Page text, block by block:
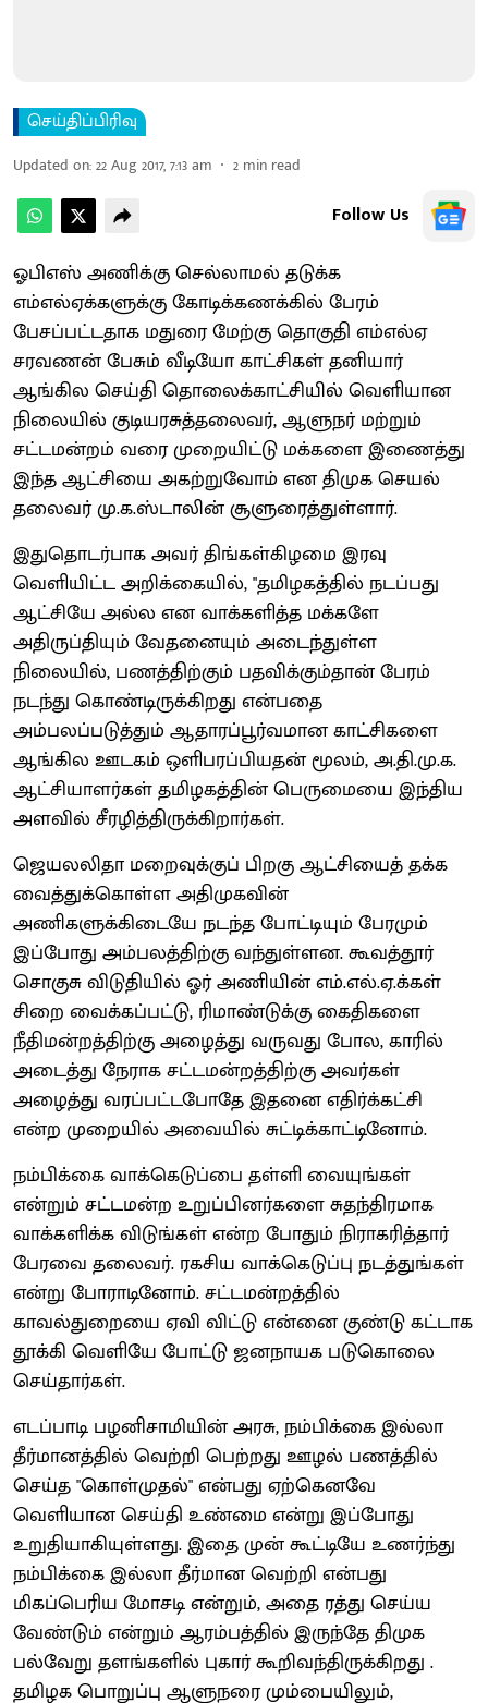
செய்திப்பிரிவு
Updated on:22 Aug 2017, 7:13 am 2 min read
Follow Us
ஓபிஎஸ் அணிக்கு செல்லாமல் தடுக்க
எம்எல்ஏக்களுக்கு கோடிக்கணக்கில் பேரம்
பேசப்பட்டதாக மதுரை மேற்கு தொகுதி எம்எல்ஏ
சரவணன் பேசும் வீடியோ காட்சிகள் தனியார்
ஆங்கில செய்தி தொலைக்காட்சியில் வெளியான
நிலையில் குடியரசுத்தலைவர், ஆளுநர் மற்றும்
சட்டமன்றம் வரை முறையிட்டு மக்களை இணைத்து
இந்த ஆட்சியை அகற்றுவோம் என திமுக செயல்
தலைவர் மு.க.ஸ்டாலின் சூளுரைத்துள்ளார்.
இதுதொடர்பாக அவர் திங்கள்கிழமை இரவு
வெளியிட்ட அறிக்கையில், "தமிழகத்தில் நடப்பது
ஆட்சியே அல்ல என வாக்களித்த மக்களே
அதிருப்தியும் வேதனையும் அடைந்துள்ள
நிலையில், பணத்திற்கும் பதவிக்கும்தான் பேரம்
நடந்து கொண்டிருக்கிறது என்பதை
அம்பலப்படுத்தும் ஆதாரப்பூர்வமான காட்சிகளை
ஆங்கில ஊடகம் ஒளிபரப்பியதன் மூலம், அ.தி.மு.க.
ஆட்சியாளர்கள் தமிழகத்தின் பெருமையை இந்திய
அளவில் சீரழித்திருக்கிறார்கள்.
ஜெயலலிதா மறைவுக்குப் பிறகு ஆட்சியைத் தக்க
வைத்துக்கொள்ள அதிமுகவின்
அணிகளுக்கிடையே நடந்த போட்டியும் பேரமும்
இப்போது அம்பலத்திற்கு வந்துள்ளன. கூவத்தூர்
சொகுசு விடுதியில் ஓர் அணியின் எம்.எல்.ஏ.க்கள்
சிறை வைக்கப்பட்டு, ரிமாண்டுக்கு கைதிகளை
நீதிமன்றத்திற்கு அழைத்து வருவது போல, காரில்
அடைத்து நேராக சட்டமன்றத்திற்கு அவர்கள்
அழைத்து வரப்பட்டபோதே இதனை எதிர்க்கட்சி
என்ற முறையில் அவையில் சுட்டிக்காட்டினோம்.
நம்பிக்கை வாக்கெடுப்பை தள்ளி வையுங்கள்
என்றும் சட்டமன்ற உறுப்பினர்களை சுதந்திரமாக
வாக்களிக்க விடுங்கள் என்ற போதும் நிராகரித்தார்
பேரவை தலைவர். ரகசிய வாக்கெடுப்பு நடத்துங்கள்
என்று போராடினோம். சட்டமன்றத்தில்
காவல்துறையை ஏவி விட்டு என்னை குண்டு கட்டாக
தூக்கி வெளியே போட்டு ஜனநாயக படுகொலை
செய்தார்கள்.
எடப்பாடி பழனிசாமியின் அரசு, நம்பிக்கை இல்லா
தீர்மானத்தில் வெற்றி பெற்றது ஊழல் பணத்தில்
செய்த "கொள்முதல்" என்பது ஏற்கெனவே
வெளியான செய்தி உண்மை என்று இப்போது
உறுதியாகியுள்ளது. இதை முன் கூட்டியே உணர்ந்து
நம்பிக்கை இல்லா தீர்மான வெற்றி என்பது
மிகப்பெரிய மோசடி என்றும், அதை ரத்து செய்ய
வேண்டும் என்றும் ஆரம்பத்தில் இருந்தே திமுக
பல்வேறு தளங்களில் புகார் கூறிவந்திருக்கிறது .
தமிழக பொறுப்பு ஆளுநரை மும்பையிலும்,